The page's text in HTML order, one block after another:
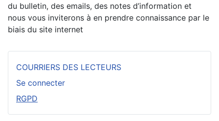
COURRIERS DES LECTEURS
Se connecter
RGPD
du bulletin, des emails, des notes d’information et
nous vous inviterons à en prendre connaissance par le
biais du site internet